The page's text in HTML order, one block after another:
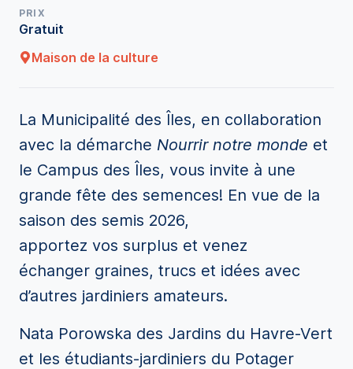
PRIX
Gratuit
Maison de la culture
La Municipalité des Îles, en collaboration
avec la démarche Nourrir notre monde et
le Campus des Îles, vous invite à une
grande fête des semences! En vue de la
saison des semis 2026,
apportez vos surplus et venez
échanger graines, trucs et idées avec
d’autres jardiniers amateurs.
Nata Porowska des Jardins du Havre-Vert
et les étudiants-jardiniers du Potager